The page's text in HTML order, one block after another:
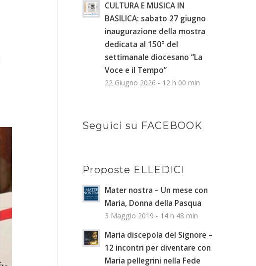
CULTURA E MUSICA IN
BASILICA: sabato 27 giugno
inaugurazione della mostra
dedicata al 150° del
settimanale diocesano “La
Voce e il Tempo”
22 Giugno 2026 - 12 h 00 min
Seguici su FACEBOOK
Proposte ELLEDICI
Mater nostra – Un mese con
Maria, Donna della Pasqua
3 Maggio 2019 - 14 h 48 min
Maria discepola del Signore –
12 incontri per diventare con
Maria pellegrini nella Fede